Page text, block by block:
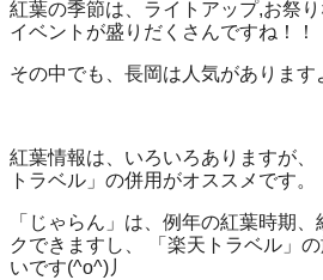
紅葉の季節は、ライトアップ,お祭
イベントが盛りだくさんですね！！
その中でも、長岡は人気があります
紅葉情報は、いろいろありますが、
トラベル」の併用がオススメです。
「じゃらん」は、例年の紅葉時期
クできますし、 「楽天トラベル」
いです(^o^)丿